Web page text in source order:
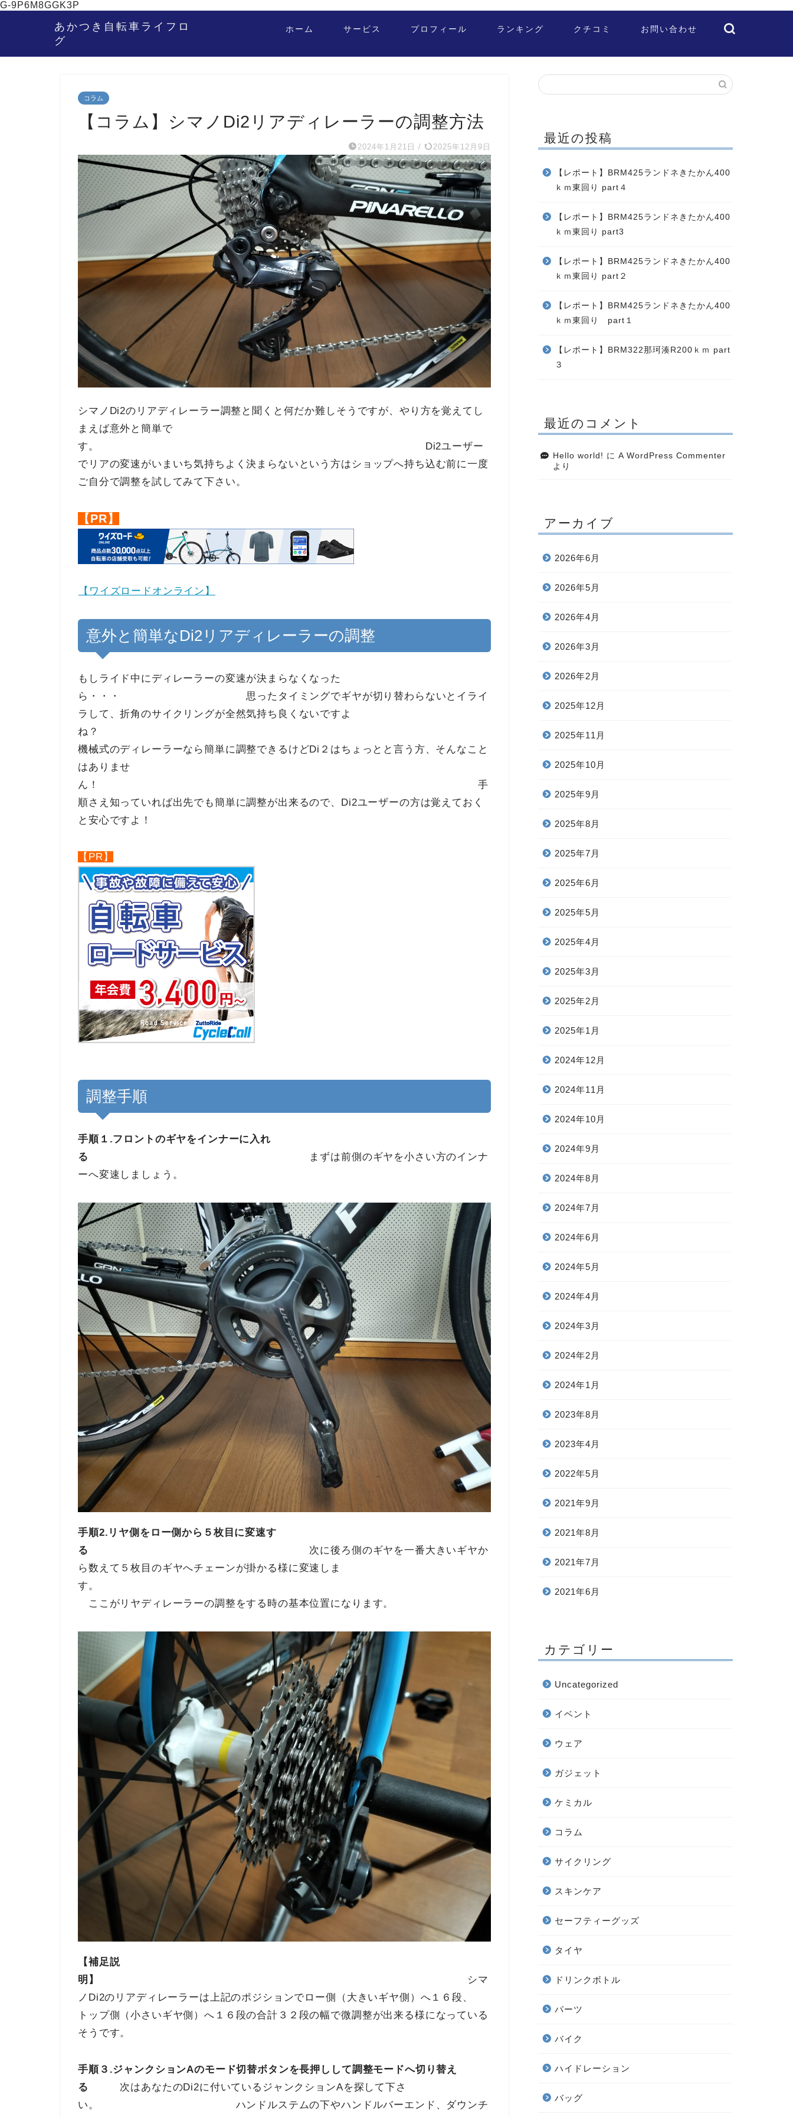
G-9P6M8GGK3P
あかつき自転車ライフロ
グ
ホーム サービス プロフィール ランキング クチコミ お問い合わせ
コラム
【コラム】シマノDi2リアディレーラーの調整方法
2024年1月21日 / 2025年12月9日
シマノDi2のリアディレーラー調整と聞くと何だか難しそうですが、やり方を覚えてし
まえば意外と簡単で
す。 Di2ユーザー
でリアの変速がいまいち気持ちよく決まらないという方はショップへ持ち込む前に一度
ご自分で調整を試してみて下さい。
【PR】
【ワイズロードオンライン】
意外と簡単なDi2リアディレーラーの調整
もしライド中にディレーラーの変速が決まらなくなった
ら・・・ 思ったタイミングでギヤが切り替わらないとイライ
ラして、折角のサイクリングが全然気持ち良くないですよ
ね？
機械式のディレーラーなら簡単に調整できるけどDi２はちょっとと言う方、そんなこと
はありませ
ん！ 手
順さえ知っていれば出先でも簡単に調整が出来るので、Di2ユーザーの方は覚えておく
と安心ですよ！
【PR】
調整手順
手順１.フロントのギヤをインナーに入れ
る まずは前側のギヤを小さい方のインナ
ーへ変速しましょう。
手順2.リヤ側をロー側から５枚目に変速す
る 次に後ろ側のギヤを一番大きいギヤか
ら数えて５枚目のギヤへチェーンが掛かる様に変速しま
す。
ここがリヤディレーラーの調整をする時の基本位置になります。
【補足説
明】
シマ
ノDi2のリアディレーラーは上記のポジションでロー側（大きいギヤ側）へ１６段、
トップ側（小さいギヤ側）へ１６段の合計３２段の幅で微調整が出来る様になっている
そうです。
手順３.ジャンクションAのモード切替ボタンを長押しして調整モードへ切り替え
る 次はあなたのDi2に付いているジャンクションAを探して下さ
い。 ハンドルステムの下やハンドルバーエンド、ダウンチ
最近の投稿
【レポート】BRM425ランドネきたかん400
ｋｍ東回り part４
【レポート】BRM425ランドネきたかん400
ｋｍ東回り part3
【レポート】BRM425ランドネきたかん400
ｋｍ東回り part２
【レポート】BRM425ランドネきたかん400
ｋｍ東回り part１
【レポート】BRM322那珂湊R200ｋｍ part
３
最近のコメント
Hello world! に A WordPress Commenter
より
アーカイブ
2026年6月
2026年5月
2026年4月
2026年3月
2026年2月
2025年12月
2025年11月
2025年10月
2025年9月
2025年8月
2025年7月
2025年6月
2025年5月
2025年4月
2025年3月
2025年2月
2025年1月
2024年12月
2024年11月
2024年10月
2024年9月
2024年8月
2024年7月
2024年6月
2024年5月
2024年4月
2024年3月
2024年2月
2024年1月
2023年8月
2023年4月
2022年5月
2021年9月
2021年8月
2021年7月
2021年6月
カテゴリー
Uncategorized
イベント
ウェア
ガジェット
ケミカル
コラム
サイクリング
スキンケア
セーフティーグッズ
タイヤ
ドリンクボトル
パーツ
バイク
ハイドレーション
バッグ